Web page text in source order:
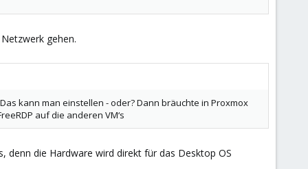
gehen.
kann man einstellen - oder? Dann bräuchte in Proxmox
auf die anderen VM‘s
denn die Hardware wird direkt für das Desktop OS